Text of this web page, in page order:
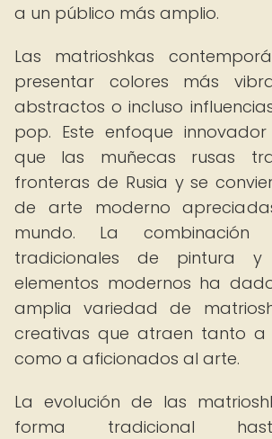
a un público más amplio.
Las matrioshkas
presentar colores más
abstractos o incluso
pop. Este enfoque
que las muñecas rusas
fronteras de Rusia y se
de arte moderno
mundo. La combinación
tradicionales de pintura
elementos modernos ha
amplia variedad de
creativas que atraen tanto a
como a aficionados al arte.
La evolución de las
forma tradicional